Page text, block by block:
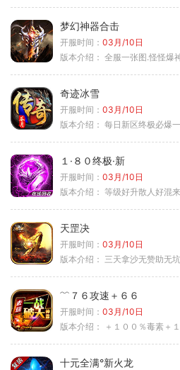
梦幻神器合击
开服时间： 03月/10日
版本介绍： 全服一张图.怪怪爆神
奇迹冰雪
开服时间： 03月/10日
版本介绍： 每日新区终极必爆
１·８０终极·新
开服时间： 03月/10日
版本介绍： 等级好升散人好混
天罡决
开服时间： 03月/10日
版本介绍： 三天拿沙无赞助无
﹌７６攻速＋６６
开服时间： 03月/10日
版本介绍：
＋１００％毒素＋
十元全满°新火龙